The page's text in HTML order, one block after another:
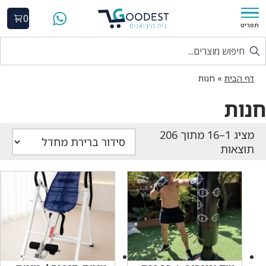
תפריט
0
דף הבית » חנות
חנות
מציג 1–16 מתוך 206
תוצאות